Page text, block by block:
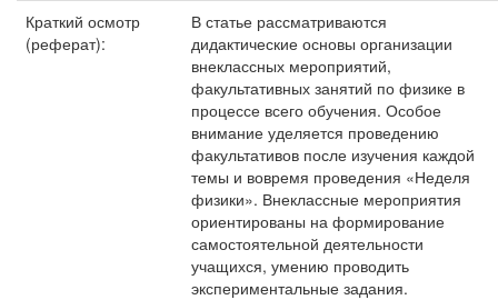
Краткий осмотр
(реферат):
В статье рассматриваются
дидактические основы организации
внеклассных мероприятий,
факультативных занятий по физике в
процессе всего обучения. Особое
внимание уделяется проведению
факультативов после изучения каждой
темы и вовремя проведения «Неделя
физики». Внеклассные мероприятия
ориентированы на формирование
самостоятельной деятельности
учащихся, умению проводить
экспериментальные задания.